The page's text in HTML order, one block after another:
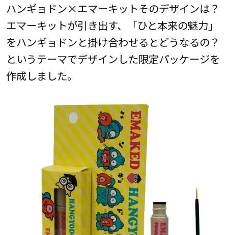
ハンギョドン×エマーキットそのデザインは？
エマーキットが引き出す、「ひと本来の魅力」
をハンギョドンと掛け合わせるとどうなるの？
というテーマでデザインした限定パッケージを
作成しました。